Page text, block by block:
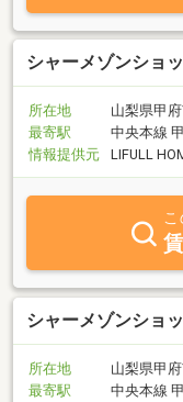
シャーメゾンショ
所在地
山梨県甲
最寄駅
中央本線
情報提供元
LIFULL
シャーメゾンショ
所在地
山梨県甲
最寄駅
中央本線